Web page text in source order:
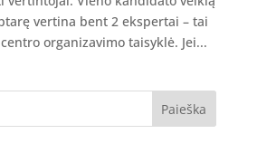
vertina bent 2 ekspertai – tai
organizavimo taisyklė. Jei...
Paieška